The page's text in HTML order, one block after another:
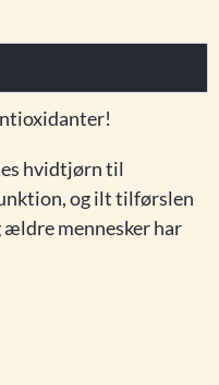
hvidtjørn til
og ilt tilførslen
mennesker har